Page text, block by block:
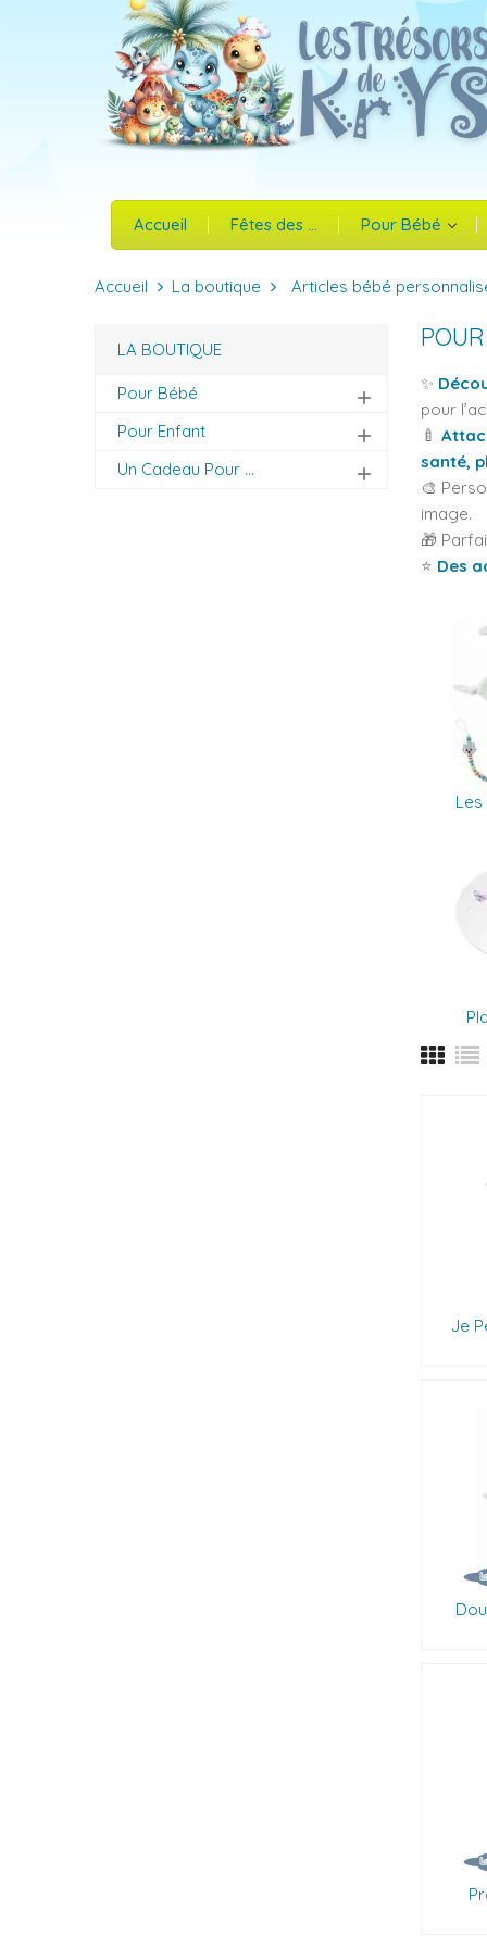
Accueil Fêtes des ... Pour Bébé
Accueil La boutique Articles bébé
LA BOUTIQUE
Pour Bébé add
Pour Enfant add
Un Cadeau Pour ... add
✨
pour
🍼
santé,
🎨
image.
🎁
⭐ Des
Je